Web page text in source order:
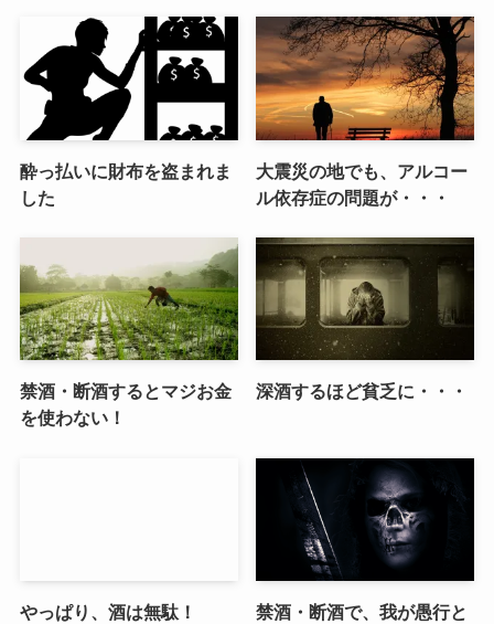
酔っ払いに財布を盗まれま
した
大震災の地でも、アルコー
ル依存症の問題が・・・
禁酒・断酒するとマジお金
を使わない！
深酒するほど貧乏に・・・
やっぱり、酒は無駄！
禁酒・断酒で、我が愚行と